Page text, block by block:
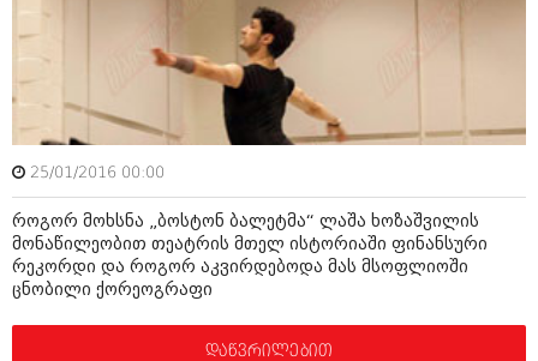
ინტერვიუები
ამბები
საზოგადოება
მოდი, ვილაპარაკოთ
მოდა + დიზაინი
საზოგადოება
მოდი, ვილაპარაკოთ
მოდა + დიზაინი
რელიგია
მედიცინა
სპორტი
25/01/2016 00:00
როგორ მოხსნა „ბოსტონ ბალეტმა“ ლაშა ხოზაშვილის
მონაწილეობით თეატრის მთელ ისტორიაში ფინანსური
რეკორდი და როგორ აკვირდებოდა მას მსოფლიოში
ცნობილი ქორეოგრაფი
დაწვრილებით